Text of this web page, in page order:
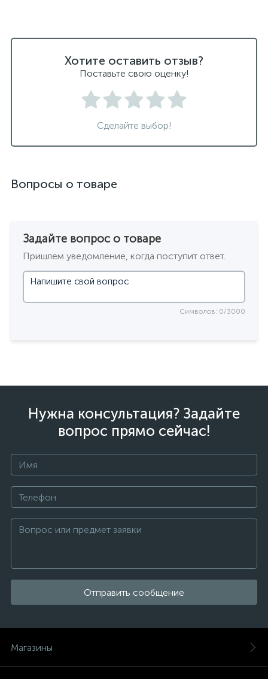
Хотите оставить отзыв?
Поставьте свою оценку!
Сделайте выбор!
Вопросы о товаре
Задайте вопрос о товаре
Пришлем уведомление, когда поступит ответ.
Символов: 0/3000
Нужна консультация? Задайте
вопрос прямо сейчас!
Отправить сообщение
Магазины